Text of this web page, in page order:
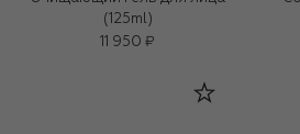
(125ml)
11 950 ₽